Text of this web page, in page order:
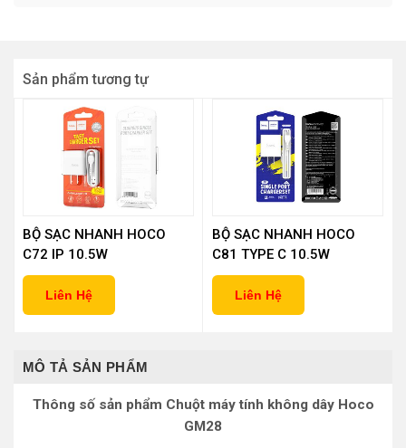
Sản phẩm tương tự
BỘ SẠC NHANH HOCO
C72 IP 10.5W
Liên Hệ
BỘ SẠC NHANH HOCO
C81 TYPE C 10.5W
Liên Hệ
MÔ TẢ SẢN PHẨM
Thông số sản phẩm Chuột máy tính không dây Hoco
GM28